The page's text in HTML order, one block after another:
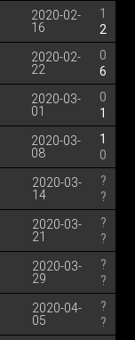
2020-02-
16
1
2
2020-02-
22
0
6
2020-03-
01
0
1
2020-03-
08
1
0
2020-03-
14
?
?
2020-03-
21
?
?
2020-03-
29
?
?
2020-04-
05
?
?